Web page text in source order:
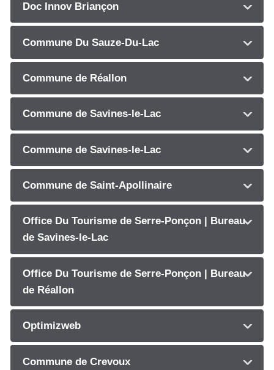
Doc Innov Briançon
Commune Du Sauze-Du-Lac
Commune de Réallon
Commune de Savines-le-Lac
Commune de Savines-le-Lac
Commune de Saint-Apollinaire
Office Du Tourisme de Serre-Ponçon | Bureau
de Savines-le-Lac
Office Du Tourisme de Serre-Ponçon | Bureau
de Réallon
Optimizweb
Commune de Crevoux